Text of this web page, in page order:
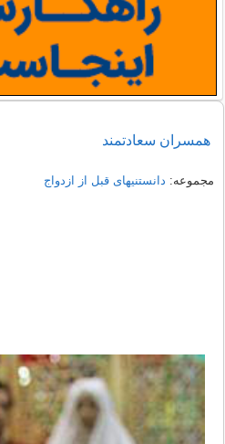
همسران سعادتمند
مجموعه: دانستنیهای قبل از ازدواج